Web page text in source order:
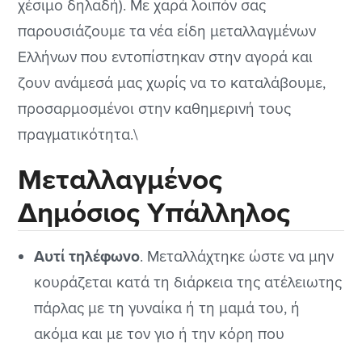
χέσιμο δηλαδή). Με χαρά λοιπόν σας
παρουσιάζουμε τα νέα είδη μεταλλαγμένων
Ελλήνων που εντοπίστηκαν στην αγορά και
ζουν ανάμεσά μας χωρίς να το καταλάβουμε,
προσαρμοσμένοι στην καθημερινή τους
πραγματικότητα.\
Μεταλλαγμένος
Δημόσιος Υπάλληλος
Αυτί τηλέφωνο. Μεταλλάχτηκε ώστε να μην
κουράζεται κατά τη διάρκεια της ατέλειωτης
πάρλας με τη γυναίκα ή τη μαμά του, ή
ακόμα και με τον γιο ή την κόρη που